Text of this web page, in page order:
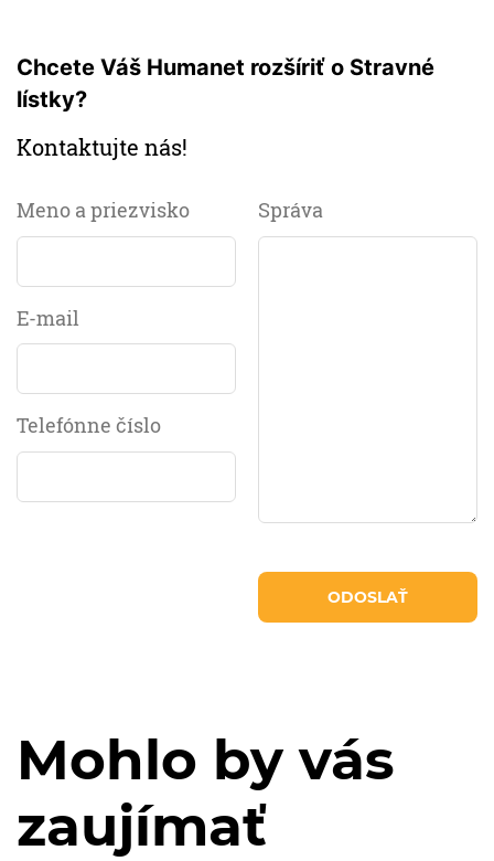
Chcete Váš Humanet rozšíriť o Stravné
lístky?
Kontaktujte nás!
Meno a priezvisko
E-mail
Telefónne číslo
Správa
Mohlo by vás
zaujímať